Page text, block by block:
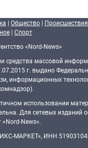
| Общество | Происшествия
| Спорт
«Nord-News»
средства массовой
г. выдано
информационных
использовании
Для сетевых изданий
«Nord-News».
МАРКЕТ», ИНН